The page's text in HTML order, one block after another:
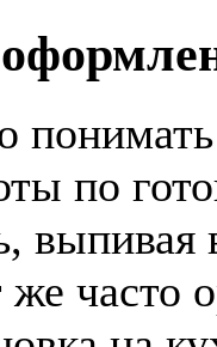
по
часто